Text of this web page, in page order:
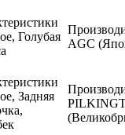
Голубая
AGC
Задняя